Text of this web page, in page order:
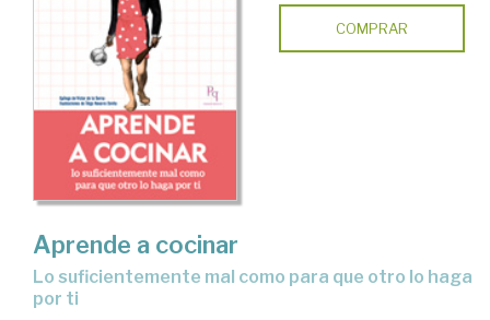
COMPRAR
Aprende a cocinar
lo suficientemente mal como para que otro lo haga
por ti